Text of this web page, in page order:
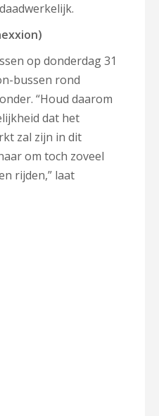
op donderdag 31
bussen rond
“Houd daarom
dat het
zal zijn in dit
om toch zoveel
rijden,” laat